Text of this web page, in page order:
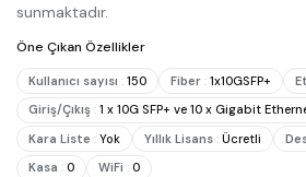
sunmaktadır.
Öne Çıkan Özellikler
Kullanıcı sayısı : 150 Fiber : 1x10GSFP+
Giriş/Çıkış : 1 x 10G SFP+ ve 10 x Gigabit
Kara Liste : Yok Yıllık Lisans : Ücretli
Kasa : 0 WiFi : 0